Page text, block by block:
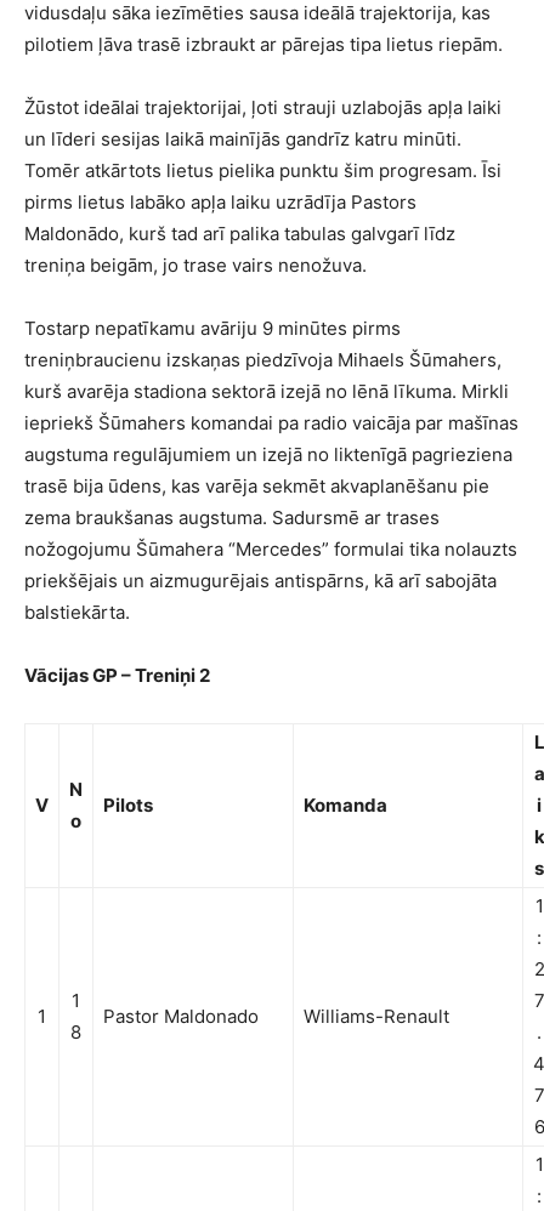
vidusdaļu sāka iezīmēties sausa ideālā trajektorija, kas
pilotiem ļāva trasē izbraukt ar pārejas tipa lietus riepām.
Žūstot ideālai trajektorijai, ļoti strauji uzlabojās apļa laiki
un līderi sesijas laikā mainījās gandrīz katru minūti.
Tomēr atkārtots lietus pielika punktu šim progresam. Īsi
pirms lietus labāko apļa laiku uzrādīja Pastors
Maldonādo, kurš tad arī palika tabulas galvgarī līdz
treniņa beigām, jo trase vairs nenožuva.
Tostarp nepatīkamu avāriju 9 minūtes pirms
treniņbraucienu izskaņas piedzīvoja Mihaels Šūmahers,
kurš avarēja stadiona sektorā izejā no lēnā līkuma. Mirkli
iepriekš Šūmahers komandai pa radio vaicāja par mašīnas
augstuma regulājumiem un izejā no liktenīgā pagrieziena
trasē bija ūdens, kas varēja sekmēt akvaplanēšanu pie
zema braukšanas augstuma. Sadursmē ar trases
nožogojumu Šūmahera “Mercedes” formulai tika nolauzts
priekšējais un aizmugurējais antispārns, kā arī sabojāta
balstiekārta.
Vācijas GP – Treniņi 2
V
N
o
Pilots Komanda
L
a
i
k
s
1
1
8
Pastor Maldonado Williams-Renault
1
:
2
7
.
4
7
6
1
: